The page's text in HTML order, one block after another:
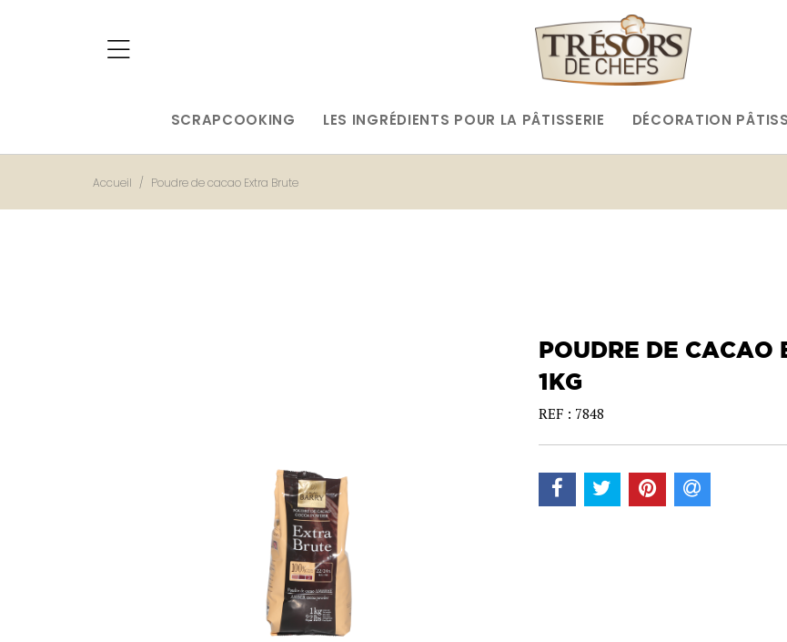
SCRAPCOOKING LES INGRÉDIENTS POUR LA PÂTISSERIE DÉCORATION
Accueil Poudre de cacao Extra Brute
POUDRE DE CACAO
1KG
REF : 7848